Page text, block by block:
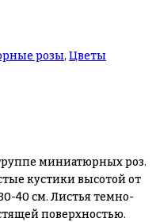
розы, Цветы
миниатюрных роз.
кустики высотой от
40 см. Листья темно-
поверхностью.